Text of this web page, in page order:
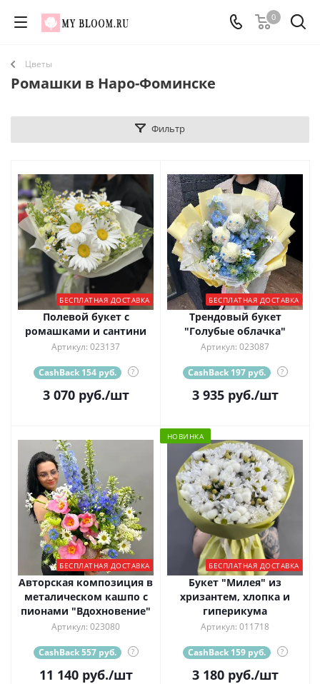
0
Цветы
Ромашки в Наро-Фоминске
Фильтр
БЕСПЛАТНАЯ ДОСТАВКА
Полевой букет с
ромашками и сантини
Артикул: 023137
CashBack 154 руб. ?
3 070руб./шт
БЕСПЛАТНАЯ ДОСТАВКА
Трендовый букет
"Голубые облачка"
Артикул: 023087
CashBack 197 руб. ?
3 935руб./шт
БЕСПЛАТНАЯ ДОСТАВКА
Авторская композиция в
металическом кашпо с
пионами "Вдохновение"
Артикул: 023080
CashBack 557 руб. ?
11 140руб./шт
НОВИНКА
БЕСПЛАТНАЯ ДОСТАВКА
Букет "Милея" из
хризантем, хлопка и
гиперикума
Артикул: 011718
CashBack 159 руб. ?
3 180руб./шт